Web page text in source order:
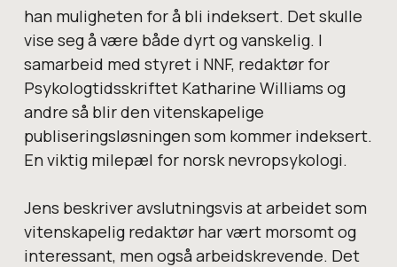
han muligheten for å bli indeksert. Det skulle
vise seg å være både dyrt og vanskelig. I
samarbeid med styret i NNF, redaktør for
Psykologtidsskriftet Katharine Williams og
andre så blir den vitenskapelige
publiseringsløsningen som kommer indeksert.
En viktig milepæl for norsk nevropsykologi.
Jens beskriver avslutningsvis at arbeidet som
vitenskapelig redaktør har vært morsomt og
interessant, men også arbeidskrevende. Det